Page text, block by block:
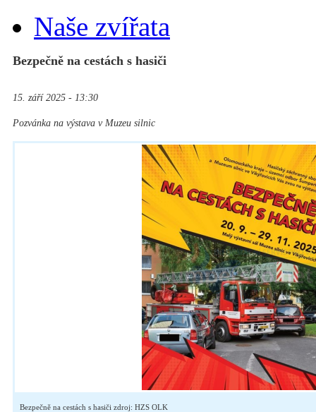
Naše zvířata
Bezpečně na cestách s hasiči
15. září 2025 - 13:30
Pozvánka na výstava v Muzeu silnic
Bezpečně na cestách s hasiči zdroj: HZS OLK